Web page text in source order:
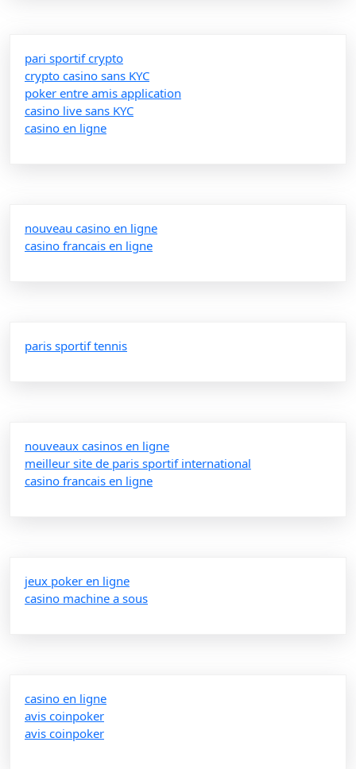
pari sportif crypto
crypto casino sans KYC
poker entre amis application
casino live sans KYC
casino en ligne
nouveau casino en ligne
casino francais en ligne
paris sportif tennis
nouveaux casinos en ligne
meilleur site de paris sportif international
casino francais en ligne
jeux poker en ligne
casino machine a sous
casino en ligne
avis coinpoker
avis coinpoker